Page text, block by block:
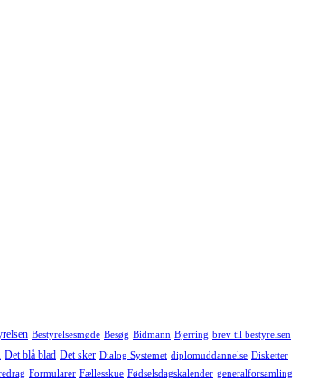
Bestyrelsesmøde Besøg Bidmann Bjerring brev til bestyrelsen
Det blå blad Det sker Dialog Systemet diplomuddannelse Disketter
Formularer Fællesskue Fødselsdagskalender generalforsamling